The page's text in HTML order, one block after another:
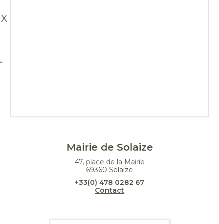
X
Mairie de Solaize
47, place de la Mairie
69360 Solaize
+33(0) 478 0282 67
Contact